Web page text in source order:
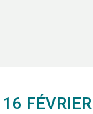
16